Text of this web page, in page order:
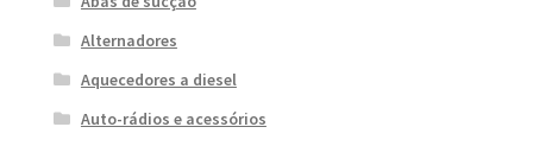
Alternadores
Aquecedores a diesel
Auto-rádios e acessórios